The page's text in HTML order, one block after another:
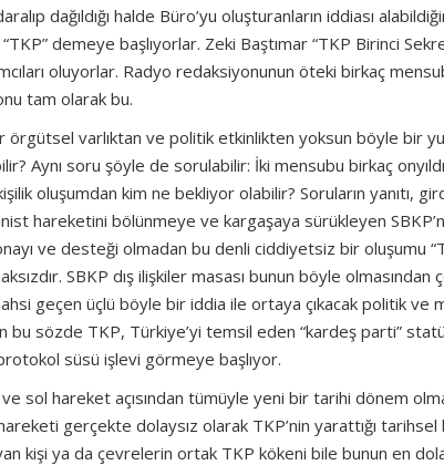
dağıldığı halde Büro’yu oluşturanların iddiası
demeye başlıyorlar. Zeki Baştımar “TKP Birinci
oluyorlar. Radyo redaksiyonunun öteki birkaç
tam olarak bu.
varlıktan ve politik etkinlikten yoksun böyle bir
Aynı soru şöyle de sorulabilir: İki mensubu birkaç
oluşumdan kim ne bekliyor olabilir? Soruların yanıtı,
hareketini bölünmeye ve kargaşaya sürükleyen
ve desteği olmadan bu denli ciddiyetsiz bir oluşumu
SBKP dış ilişkiler masası bunun böyle olmasından
geçen üçlü böyle bir iddia ile ortaya çıkacak politik ve
sözde TKP, Türkiye’yi temsil eden “kardeş parti”
süsü işlevi görmeye başlıyor.
sol hareket açısından tümüyle yeni bir tarihi dönem
gerçekte dolaysız olarak TKP’nin yarattığı tarihsel
kişi ya da çevrelerin ortak TKP kökeni bile bunun en